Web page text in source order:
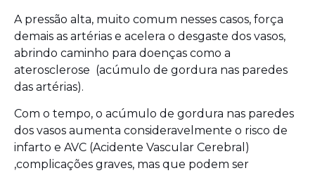
A pressão alta, muito comum nesses casos, força
demais as artérias e acelera o desgaste dos vasos,
abrindo caminho para doenças como a
aterosclerose (acúmulo de gordura nas paredes
das artérias).
Com o tempo, o acúmulo de gordura nas paredes
dos vasos aumenta consideravelmente o risco de
infarto e AVC (Acidente Vascular Cerebral)
,complicações graves, mas que podem ser